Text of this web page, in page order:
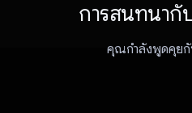
การสนทนากั
คุณกำลังพูดคุย